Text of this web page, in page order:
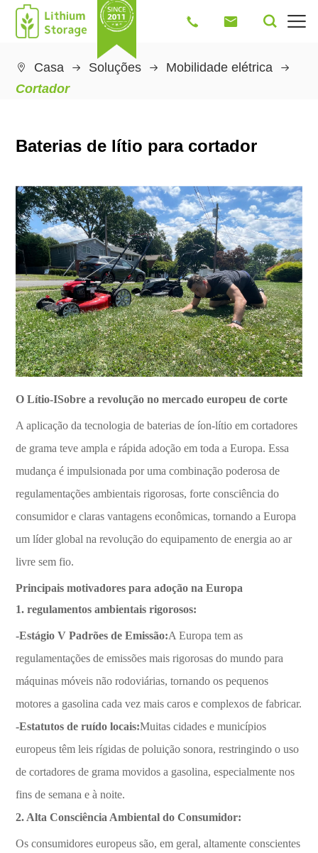
   
 Casa Soluções
Mobilidade elétrica
Cortador
Baterias de lítio para cortador
O Lítio-ISobre a revolução no mercado europeu de corte
A aplicação da tecnologia de baterias de íon-lítio em cortadores
de grama teve ampla e rápida adoção em toda a Europa. Essa
mudança é impulsionada por uma combinação poderosa de
regulamentações ambientais rigorosas, forte consciência do
consumidor e claras vantagens econômicas, tornando a Europa
um líder global na revolução do equipamento de energia ao ar
livre sem fio.
Principais motivadores para adoção na Europa
1. regulamentos ambientais rigorosos:
-Estágio V Padrões de Emissão:A Europa tem as
regulamentações de emissões mais rigorosas do mundo para
máquinas móveis não rodoviárias, tornando os pequenos
motores a gasolina cada vez mais caros e complexos de fabricar.
-Estatutos de ruído locais:Muitas cidades e municípios
europeus têm leis rígidas de poluição sonora, restringindo o uso
de cortadores de grama movidos a gasolina, especialmente nos
fins de semana e à noite.
2. Alta Consciência Ambiental do Consumidor:
Os consumidores europeus são, em geral, altamente conscientes